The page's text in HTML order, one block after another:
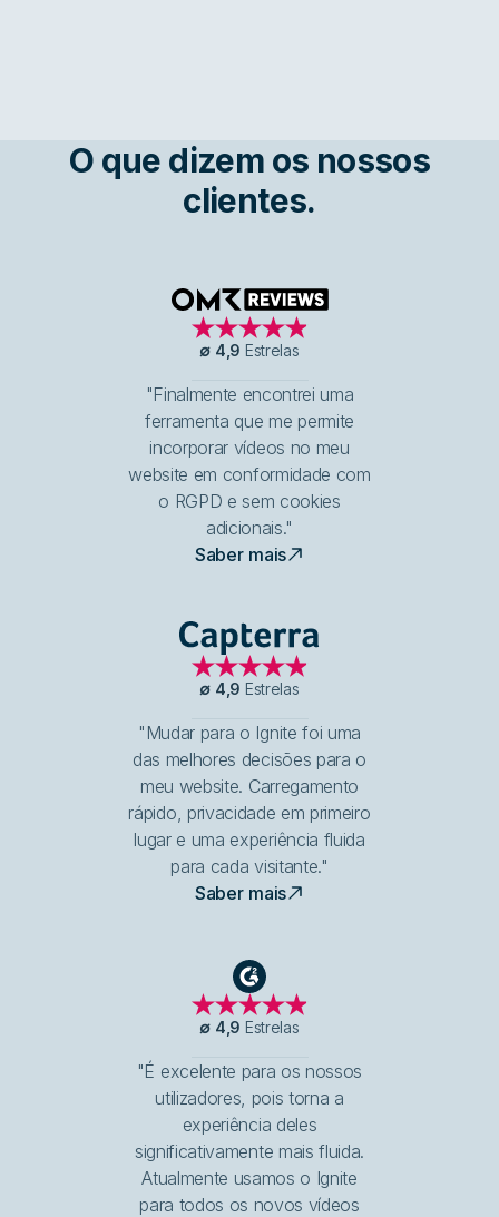
O que dizem os nossos
clientes.
OMR Reviews
∅ 4,9 Estrelas
"Finalmente encontrei uma
ferramenta que me permite
incorporar vídeos no meu
website em conformidade com
o RGPD e sem cookies
adicionais."
Saber mais
Capterra
∅ 4,9 Estrelas
"Mudar para o Ignite foi uma
das melhores decisões para o
meu website. Carregamento
rápido, privacidade em primeiro
lugar e uma experiência fluida
para cada visitante."
Saber mais
G2
∅ 4,9 Estrelas
"É excelente para os nossos
utilizadores, pois torna a
experiência deles
significativamente mais fluida.
Atualmente usamos o Ignite
para todos os novos vídeos